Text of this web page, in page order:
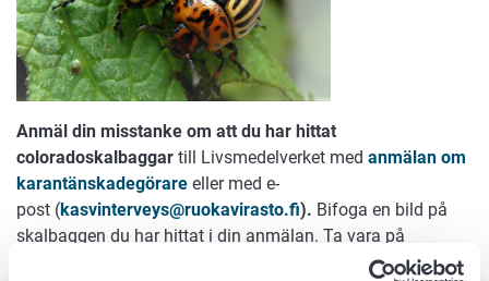
Anmäl din misstanke om att du har hittat
coloradoskalbaggar till Livsmedelverket med anmälan om
karantänskadegörare eller med e-
post (kasvinterveys@ruokavirasto.fi). Bifoga en bild på
skalbaggen du har hittat i din anmälan. Ta vara på